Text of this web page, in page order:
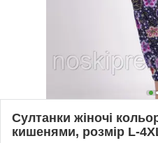
Султанки жіночі
кишенями, розмір L-